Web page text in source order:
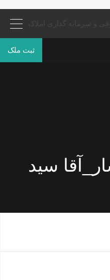
ثبت ملک
سید